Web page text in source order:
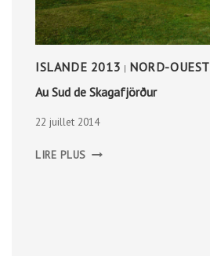
ISLANDE 2013 | NORD-OUEST
Au Sud de Skagafjörður
22 juillet 2014
LIRE PLUS SUD